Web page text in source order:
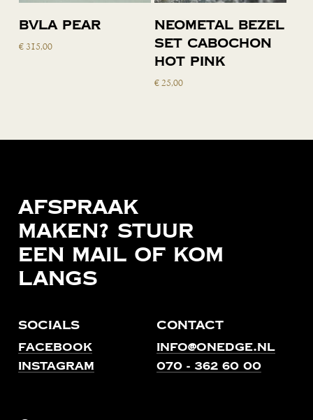
BVLA Pear
€315,00
Toevoegen
aan
winkelwagen
Neometal bezel
set cabochon
hot pink
€25,00
Afspraak
maken? Stuur
een mail of kom
langs
Socials
Facebook
Instagram
Contact
info@onedge.nl
070 - 362 60 00